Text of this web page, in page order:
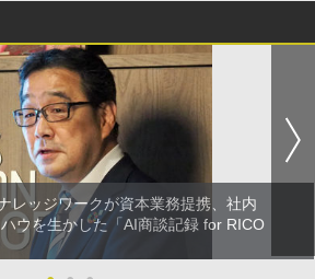
レッジワークが資本業務提携、社内
ウを生かした「AI商談記録 for RICO